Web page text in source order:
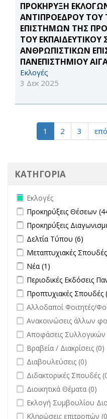
ΠΡΟΚΗΡΥΞΗ
ΑΝΤΙΠΡΟΕΔΡΟΥ
ΕΠΙΣΤΗΜΩΝ ΤΗΣ
ΤΟΥ
ΑΝΘΡΩΠΙΣΤΙΚΩΝ
ΠΑΝΕΠΙΣΤΗΜΙΟΥ
Εκλογές
3 Δεκ 2025
1 2 3
ΚΑΤΗΓΟΡΙΑ
Remove Εκλογές filter
Εκλογές
Apply Προκηρύξεις
Προκηρύξεις Θέσεων
Apply Προκηρύξεις
Προκηρύξεις
Apply Δελτία Τύπου filter
Δελτία Τύπου (6)
Apply Μεταπτυχιακές
Μεταπτυχιακές
Apply Νέα filter
Νέα (1)
Apply Περιοδικές
Περιοδικές Εκδόσεις
Apply Προπτυχιακές
Προπτυχιακές Σπουδές
undefined
Αλλοδαποί Φοιτητές/
undefined
Ανακοινώσεις άλλων
undefined
Αποφάσεις
undefined
Βραβεία / Διακρίσεις (0)
undefined
Διαβουλεύσεις (0)
undefined
Διδακτορικές Σπουδές
undefined
Διοικητικά Θέματα (0)
undefined
Εκλογή Συμβουλίου
undefined
Κληρώσεις επιτροπών